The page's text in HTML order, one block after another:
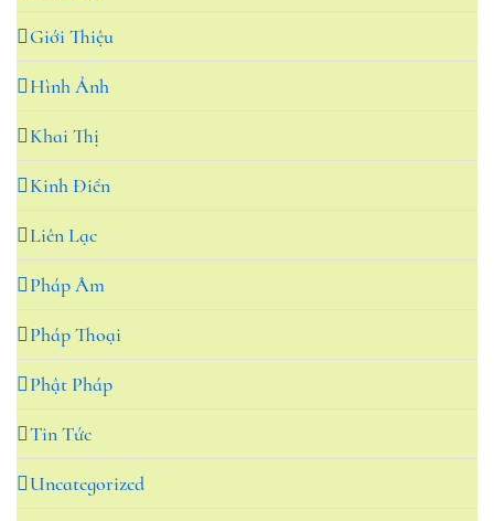
Giới Thiệu
Hình Ảnh
Khai Thị
Kinh Điển
Liên Lạc
Pháp Âm
Pháp Thoại
Phật Pháp
Tin Tức
Uncategorized